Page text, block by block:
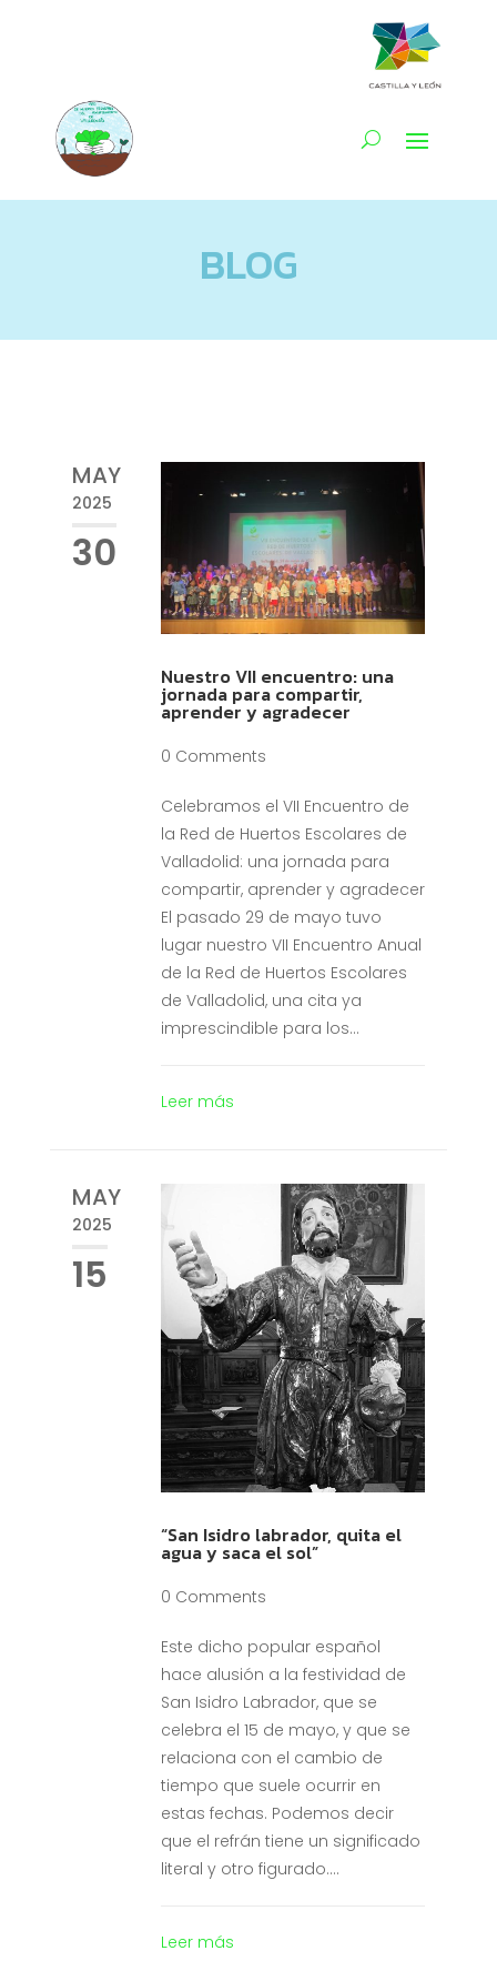
BLOG
MAY
2025
30
Nuestro VII encuentro: una
jornada para compartir,
aprender y agradecer
0 Comments
Celebramos el VII Encuentro de
la Red de Huertos Escolares de
Valladolid: una jornada para
compartir, aprender y agradecer
El pasado 29 de mayo tuvo
lugar nuestro VII Encuentro Anual
de la Red de Huertos Escolares
de Valladolid, una cita ya
imprescindible para los...
Leer más
MAY
2025
15
“San Isidro labrador, quita el
agua y saca el sol”
0 Comments
Este dicho popular español
hace alusión a la festividad de
San Isidro Labrador, que se
celebra el 15 de mayo, y que se
relaciona con el cambio de
tiempo que suele ocurrir en
estas fechas. Podemos decir
que el refrán tiene un significado
literal y otro figurado....
Leer más